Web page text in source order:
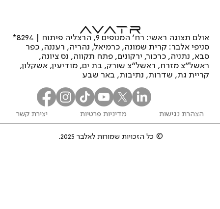
אולם תצוגה ראשי: רח’ המנופים 9, הרצליה פיתוח | 8294*
סניפי אלבר: קרית שמונה, כרמיאל, נהריה, רעננה, כפר
סבא, נתניה, כרכור, ירקונים, פתח תקווה, נס ציונה,
ראשל"צ מזרח, ראשל"צ שורק, בת ים, מודיעין, אשקלון,
קריית גת, שדרות, נתיבות, באר שבע
יצירת קשר מדיניות פרטיות הצהרת נגישות
© כל הזכויות שמורות לאלבר 2025.